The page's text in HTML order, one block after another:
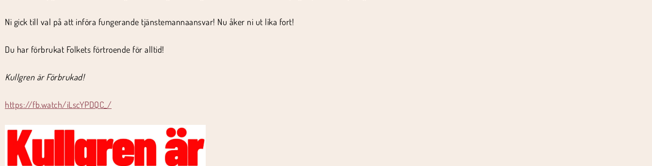
Ni gick till val på att införa fungerande tjänstemannaansvar! Nu åker ni ut lika fort!
Du har förbrukat Folkets förtroende för alltid!
Kullgren är Förbrukad!
https://fb.watch/iLscYPDQC_/